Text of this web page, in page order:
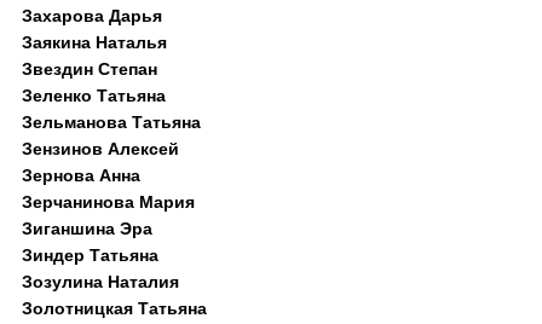
Захарова Дарья
Заякина Наталья
Звездин Степан
Зеленко Татьяна
Зельманова Татьяна
Зензинов Алексей
Зернова Анна
Зерчанинова Мария
Зиганшина Эра
Зиндер Татьяна
Зозулина Наталия
Золотницкая Татьяна